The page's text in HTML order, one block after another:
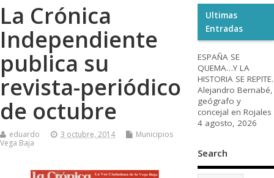
La Crónica
Independiente
publica su
revista-periódico
de octubre
eduardo 3 octubre, 2014
Municipios
Vega Baja
Ultimas
Entradas
ESPAÑA SE
QUEMA…Y LA
HISTORIA SE REPITE.
Alejandro Bernabé,
geógrafo y
concejal en Rojales
4 agosto, 2026
Search